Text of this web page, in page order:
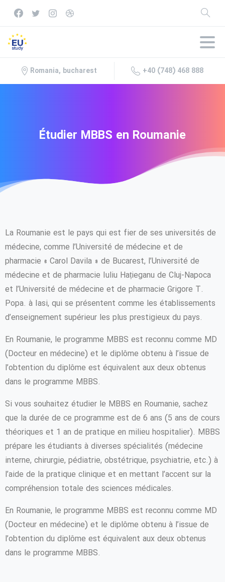
Romania, bucharest +40 (748) 468 888
Étudier MBBS en Roumanie
La Roumanie est le pays qui est fier de ses universités de
médecine, comme l’Université de médecine et de
pharmacie « Carol Davila » de Bucarest, l’Université de
médecine et de pharmacie Iuliu Hațieganu de Cluj-Napoca
et l’Université de médecine et de pharmacie Grigore T.
Popa. à Iasi, qui se présentent comme les établissements
d’enseignement supérieur les plus prestigieux du pays.
En Roumanie, le programme MBBS est reconnu comme MD
(Docteur en médecine) et le diplôme obtenu à l’issue de
l’obtention du diplôme est équivalent aux deux obtenus
dans le programme MBBS.
Si vous souhaitez étudier le MBBS en Roumanie, sachez
que la durée de ce programme est de 6 ans (5 ans de cours
théoriques et 1 an de pratique en milieu hospitalier). MBBS
prépare les étudiants à diverses spécialités (médecine
interne, chirurgie, pédiatrie, obstétrique, psychiatrie, etc.) à
l’aide de la pratique clinique et en mettant l’accent sur la
compréhension totale des sciences médicales.
En Roumanie, le programme MBBS est reconnu comme MD
(Docteur en médecine) et le diplôme obtenu à l’issue de
l’obtention du diplôme est équivalent aux deux obtenus
dans le programme MBBS.